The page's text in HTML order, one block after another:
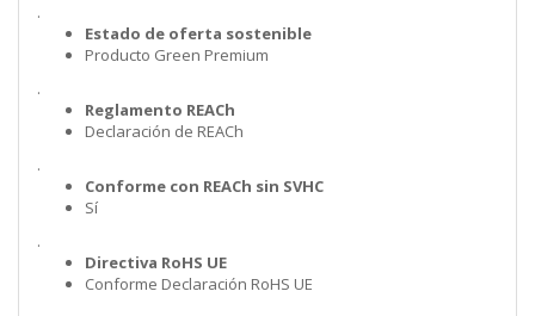
.
Estado de oferta sostenible
Producto Green Premium
.
Reglamento REACh
Declaración de REACh
.
Conforme con REACh sin SVHC
Sí
.
Directiva RoHS UE
Conforme Declaración RoHS UE